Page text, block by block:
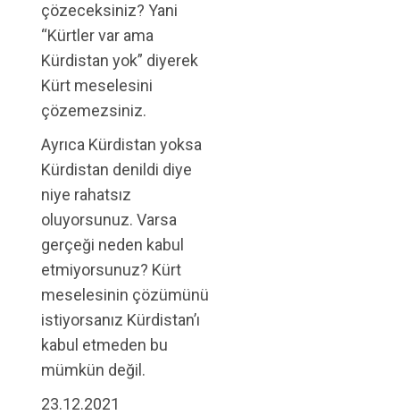
çözeceksiniz? Yani
“Kürtler var ama
Kürdistan yok” diyerek
Kürt meselesini
çözemezsiniz.
Ayrıca Kürdistan yoksa
Kürdistan denildi diye
niye rahatsız
oluyorsunuz. Varsa
gerçeği neden kabul
etmiyorsunuz? Kürt
meselesinin çözümünü
istiyorsanız Kürdistan’ı
kabul etmeden bu
mümkün değil.
23.12.2021